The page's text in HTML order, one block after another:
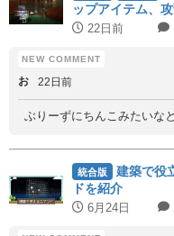
ップアイテム、
に必須！
22日前
お 22日前
ぶりーずにちんこみたいな
統合版
建築で役
ドを紹介
6月24日